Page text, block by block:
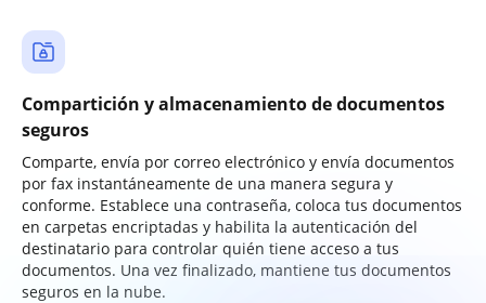
Compartición y almacenamiento de documentos
seguros
Comparte, envía por correo electrónico y envía documentos
por fax instantáneamente de una manera segura y
conforme. Establece una contraseña, coloca tus documentos
en carpetas encriptadas y habilita la autenticación del
destinatario para controlar quién tiene acceso a tus
documentos. Una vez finalizado, mantiene tus documentos
seguros en la nube.